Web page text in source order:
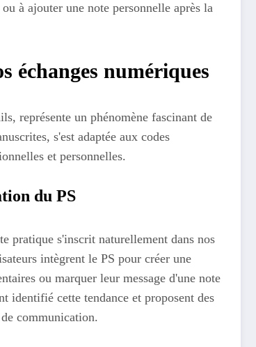
à ajouter une note personnelle après la
échanges numériques
représente un phénomène fascinant de
s'est adaptée aux codes
et personnelles.
du PS
pratique s'inscrit naturellement dans nos
intègrent le PS pour créer une
ou marquer leur message d'une note
cette tendance et proposent des
communication.